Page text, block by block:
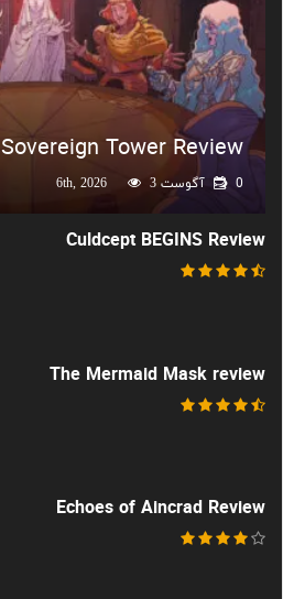
Sovereign Tower Review
آگوست 6th, 2026 3 0
Culdcept BEGINS Review
The Mermaid Mask review
Echoes of Aincrad Review